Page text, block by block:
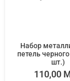
Набор
петель
шт.)
110,00